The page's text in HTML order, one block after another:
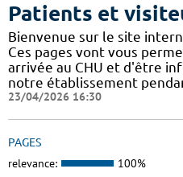
Patients et
Bienvenue sur le site
Ces pages vont vous
arrivée au CHU et d'être
notre établissement
23/04/2026 16:30
PAGES
relevance: 100%